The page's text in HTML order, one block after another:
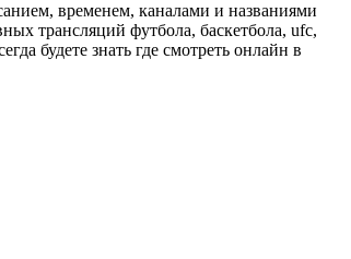
временем, каналами и названиями
трансляций футбола, баскетбола, ufc,
будете знать где смотреть онлайн в